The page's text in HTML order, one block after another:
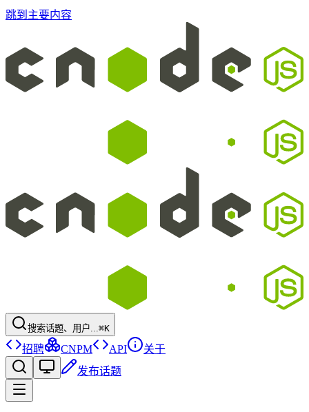
跳到主要内容
搜索话题、用户...⌘K
招聘 CNPM API
关于
发布话题